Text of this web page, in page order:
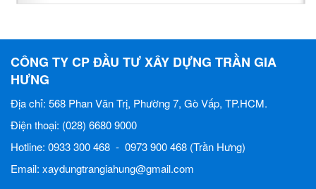
CÔNG TY CP ĐẦU TƯ XÂY DỰNG TRẦN GIA
HƯNG
Địa chỉ: 568 Phan Văn Trị, Phường 7, Gò Vấp, TP.HCM.
Điện thoại: (028) 6680 9000
Hotline: 0933 300 468 - 0973 900 468 (Trần Hưng)
Email: xaydungtrangiahung@gmail.com